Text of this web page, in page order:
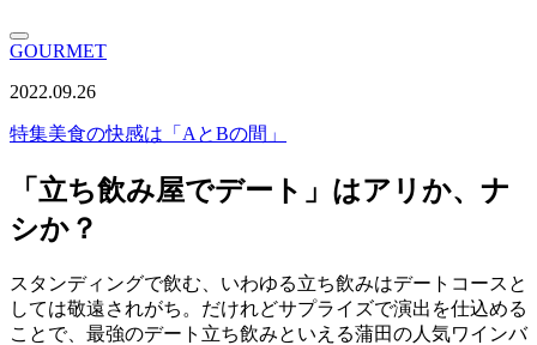
GOURMET
2022.09.26
特集美食の快感は「AとBの間」
「立ち飲み屋でデート」はアリか、ナ
シか？
スタンディングで飲む、いわゆる立ち飲みはデートコースと
しては敬遠されがち。だけれどサプライズで演出を仕込める
ことで、最強のデート立ち飲みといえる蒲田の人気ワインバ